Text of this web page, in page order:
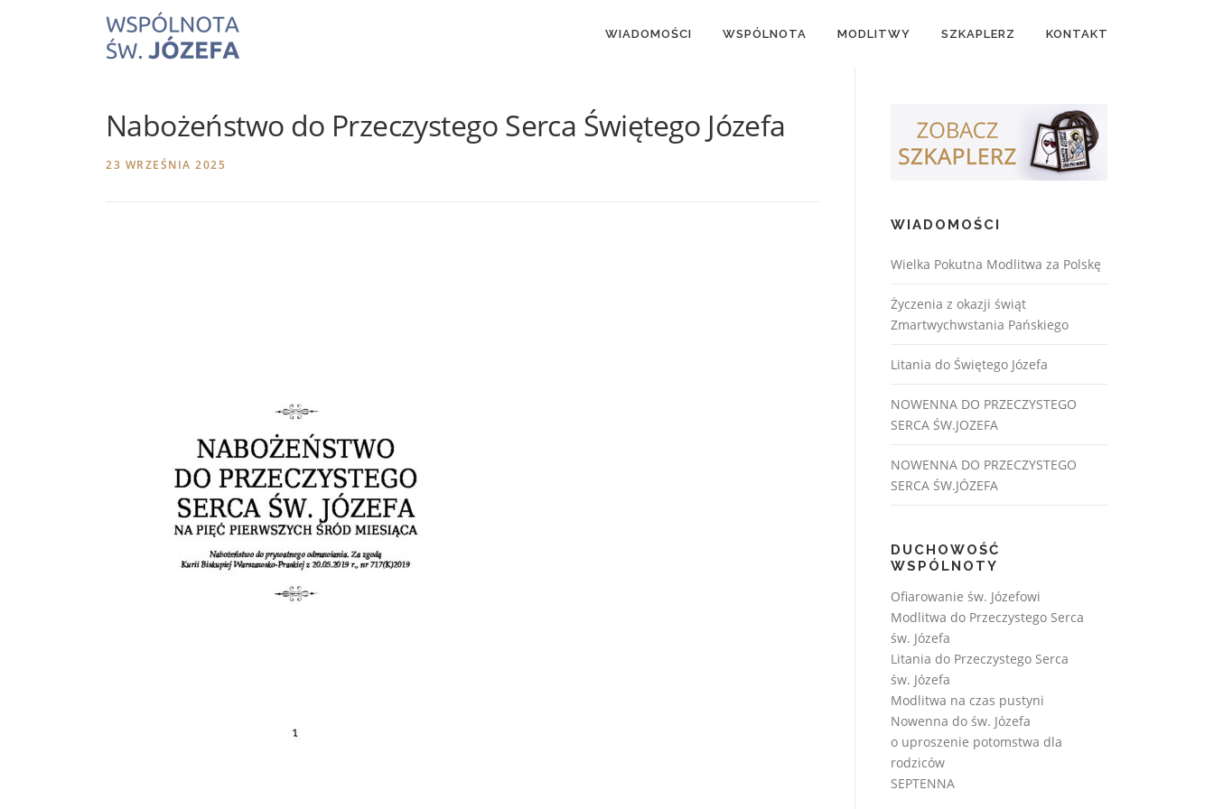
WIADOMOŚCI WSPÓLNOTA MODLITWY SZKAPLERZ KONTAKT
Nabożeństwo do Przeczystego Serca Świętego Józefa
23 WRZEŚNIA 2025
WIADOMOŚCI
Wielka Pokutna Modlitwa za Polskę
Życzenia z okazji świąt
Zmartwychwstania Pańskiego
Litania do Świętego Józefa
NOWENNA DO PRZECZYSTEGO
SERCA ŚW.JOZEFA
NOWENNA DO PRZECZYSTEGO
SERCA ŚW.JÓZEFA
DUCHOWOŚĆ
WSPÓLNOTY
Ofiarowanie św. Józefowi
Modlitwa do Przeczystego Serca
św. Józefa
Litania do Przeczystego Serca
św. Józefa
Modlitwa na czas pustyni
Nowenna do św. Józefa
o uproszenie potomstwa dla
rodziców
SEPTENNA